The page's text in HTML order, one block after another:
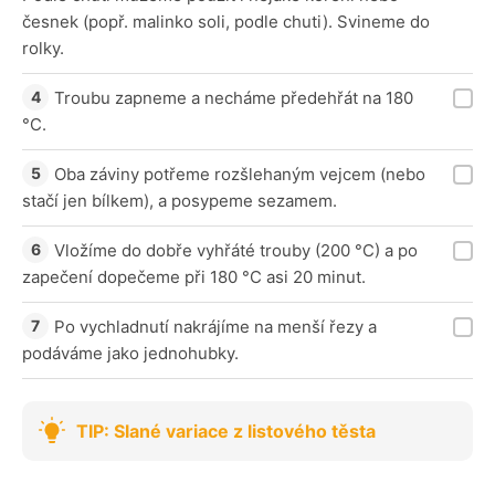
česnek (popř. malinko soli, podle chuti). Svineme do
rolky.
Troubu zapneme a necháme předehřát na 180
°C.
Oba záviny potřeme rozšlehaným vejcem (nebo
stačí jen bílkem), a posypeme sezamem.
Vložíme do dobře vyhřáté trouby (200 °C) a po
zapečení dopečeme při 180 °C asi 20 minut.
Po vychladnutí nakrájíme na menší řezy a
podáváme jako jednohubky.
TIP: Slané variace z listového těsta